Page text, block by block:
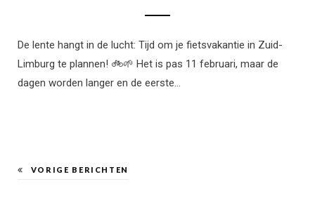
De lente hangt in de lucht: Tijd om je fietsvakantie in Zuid-
Limburg te plannen! 🚲🌱 Het is pas 11 februari, maar de
dagen worden langer en de eerste…
VORIGE BERICHTEN